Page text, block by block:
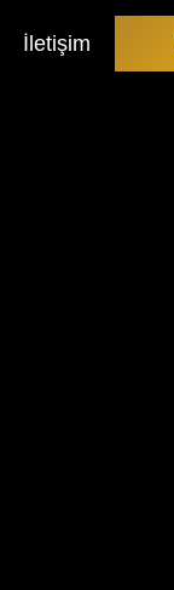
İletişim